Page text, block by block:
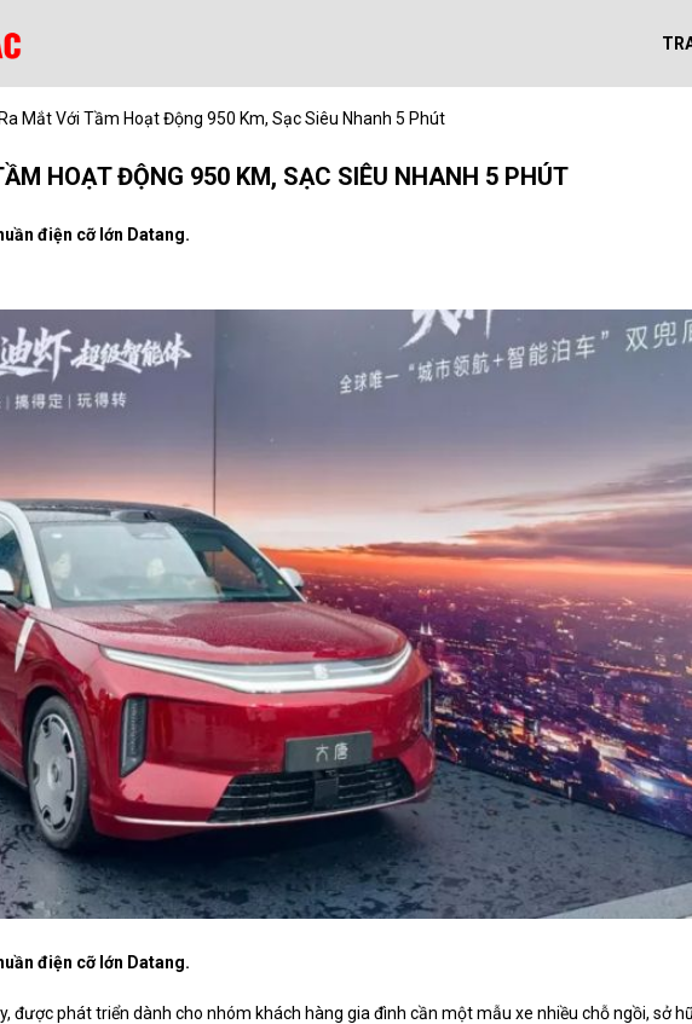
Mắt Với Tầm Hoạt Động 950 Km, Sạc Siêu Nhanh 5 Phút
HOẠT ĐỘNG 950 KM, SẠC SIÊU NHANH 5 PHÚT
điện cỡ lớn Datang.
điện cỡ lớn Datang.
được phát triển dành cho nhóm khách hàng gia đình cần một mẫu xe nhiều chỗ ngồi, sở